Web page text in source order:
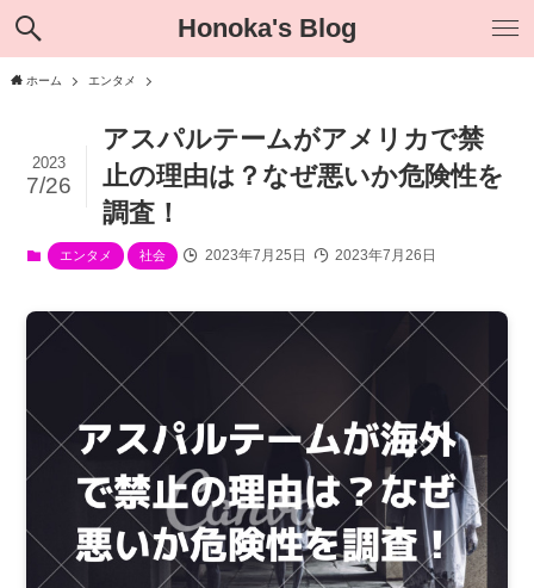
Honoka's Blog
ホーム エンタメ
アスパルテームがアメリカで禁
止の理由は？なぜ悪いか危険性を
調査！
2023
7/26
エンタメ 社会 2023年7月25日 2023年7月26日